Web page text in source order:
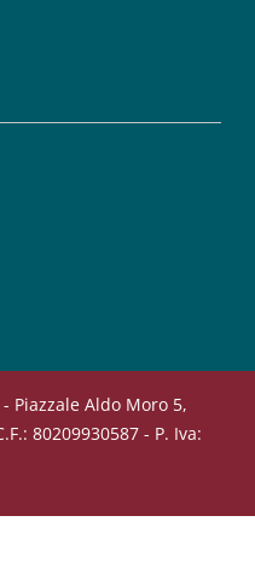
Piazzale Aldo Moro 5,
80209930587 - P. Iva: